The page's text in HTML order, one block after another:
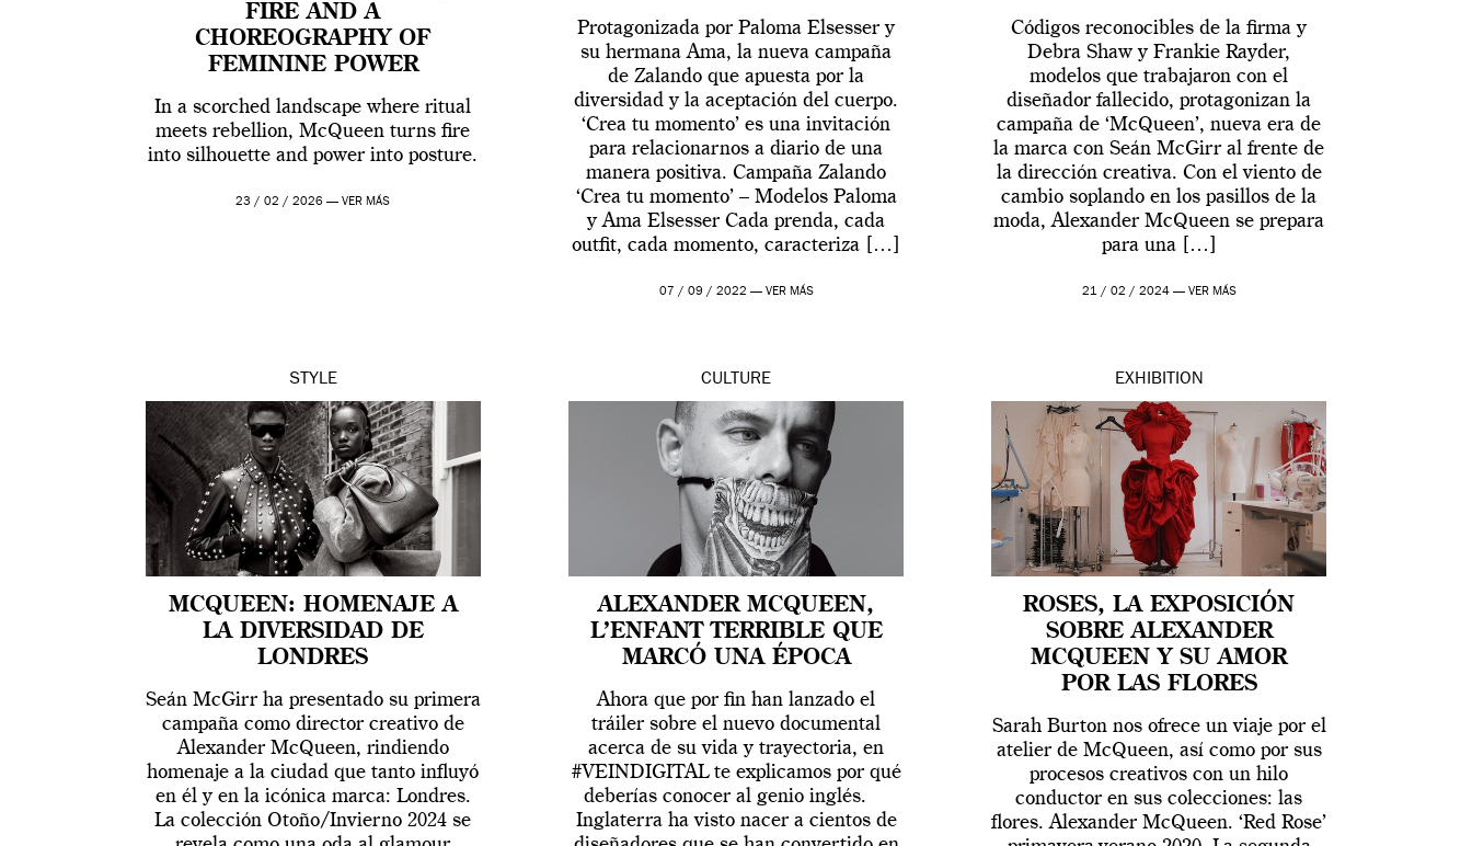
FIRE AND A
CHOREOGRAPHY OF
FEMININE POWER
In a scorched landscape where ritual
meets rebellion, McQueen turns fire
into silhouette and power into posture.
23 / 02 / 2026 —VER MÁS
Protagonizada por Paloma Elsesser y
su hermana Ama, la nueva campaña
de Zalando que apuesta por la
diversidad y la aceptación del cuerpo.
‘Crea tu momento’ es una invitación
para relacionarnos a diario de una
manera positiva. Campaña Zalando
‘Crea tu momento’ – Modelos Paloma
y Ama Elsesser Cada prenda, cada
outfit, cada momento, caracteriza […]
07 / 09 / 2022 — VER MÁS
Códigos reconocibles de la firma y
Debra Shaw y Frankie Rayder,
modelos que trabajaron con el
diseñador fallecido, protagonizan la
campaña de ‘McQueen’, nueva era de
la marca con Seán McGirr al frente de
la dirección creativa. Con el viento de
cambio soplando en los pasillos de la
moda, Alexander McQueen se prepara
para una […]
21 / 02 / 2024 — VER MÁS
STYLE
MCQUEEN: HOMENAJE A
LA DIVERSIDAD DE
LONDRES
Seán McGirr ha presentado su primera
campaña como director creativo de
Alexander McQueen, rindiendo
homenaje a la ciudad que tanto influyó
en él y en la icónica marca: Londres.
La colección Otoño/Invierno 2024 se
CULTURE
ALEXANDER MCQUEEN,
L’ENFANT TERRIBLE QUE
MARCÓ UNA ÉPOCA
Ahora que por fin han lanzado el
tráiler sobre el nuevo documental
acerca de su vida y trayectoria, en
#VEINDIGITAL te explicamos por qué
deberías conocer al genio inglés.
Inglaterra ha visto nacer a cientos de
EXHIBITION
ROSES, LA EXPOSICIÓN
SOBRE ALEXANDER
MCQUEEN Y SU AMOR
POR LAS FLORES
Sarah Burton nos ofrece un viaje por el
atelier de McQueen, así como por sus
procesos creativos con un hilo
conductor en sus colecciones: las
flores. Alexander McQueen. ‘Red Rose’